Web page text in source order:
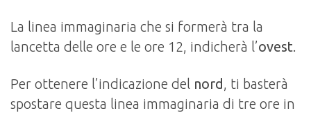
La linea immaginaria che si formerà tra la
lancetta delle ore e le ore 12, indicherà l’ovest.
Per ottenere l’indicazione del nord, ti basterà
spostare questa linea immaginaria di tre ore in